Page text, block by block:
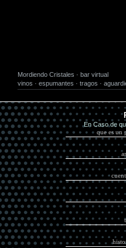
Mordiendo Cristales · bar virtual
vinos · espumantes · tragos ·
En Caso de
que es un